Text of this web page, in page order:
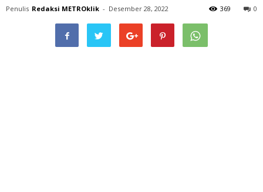
Penulis Redaksi METROklik - Desember 28, 2022 0
369